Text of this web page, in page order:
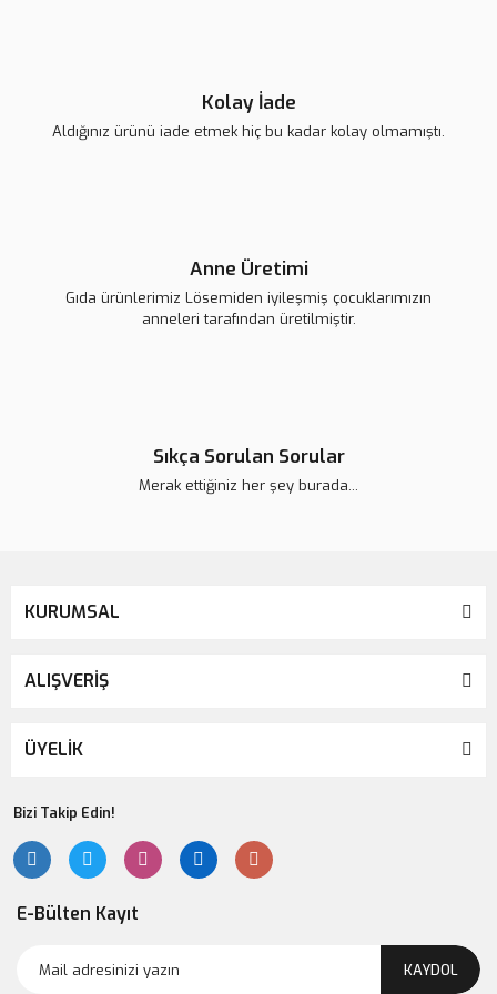
420,00 TL
Kolay İade
Aldığınız ürünü iade etmek hiç bu kadar kolay olmamıştı.
Anne Üretimi
Gıda ürünlerimiz Lösemiden iyileşmiş çocuklarımızın
anneleri tarafından üretilmiştir.
Sıkça Sorulan Sorular
Merak ettiğiniz her şey burada...
KURUMSAL
ALIŞVERİŞ
ÜYELİK
Bizi Takip Edin!
E-Bülten Kayıt
KAYDOL